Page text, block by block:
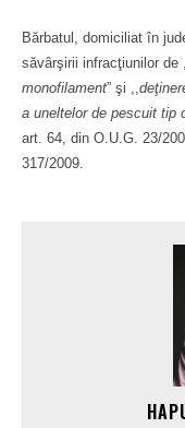
Bărbatul, domiciliat în
săvârşirii infracţiunilor de
monofilament” şi ,,
a uneltelor de pescuit tip
art. 64, din O.U.G. 23/
317/2009.